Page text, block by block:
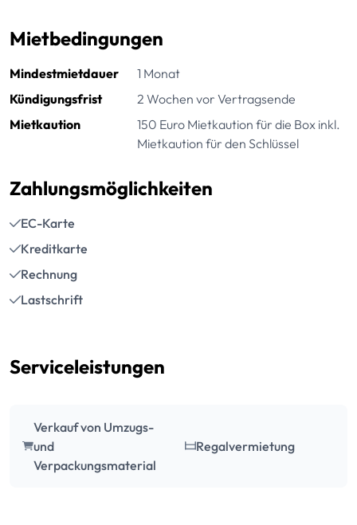
Mietbedingungen
Mindestmietdauer
1 Monat
Kündigungsfrist
2 Wochen vor Vertragsende
Mietkaution
150 Euro Mietkaution für die Box inkl.
Mietkaution für den Schlüssel
Zahlungsmöglichkeiten
EC-Karte
Kreditkarte
Rechnung
Lastschrift
Serviceleistungen
Verkauf von Umzugs-
und
Verpackungsmaterial
Regalvermietung